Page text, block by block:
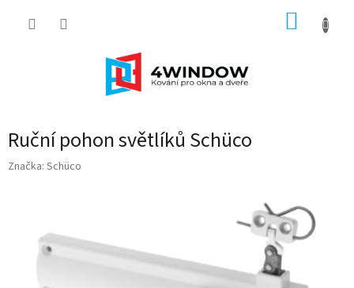
Ruční pohon světlíků Schüco
Značka: Schüco